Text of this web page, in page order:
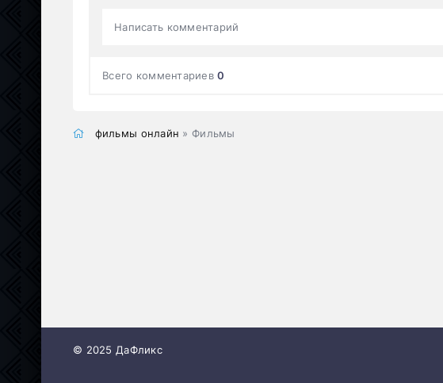
Написать комментарий
Всего комментариев0
фильмы онлайн » Фильмы
© 2025 ДаФликс